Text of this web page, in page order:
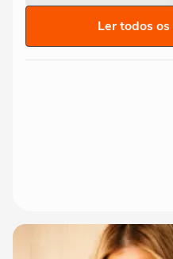
Ler todos